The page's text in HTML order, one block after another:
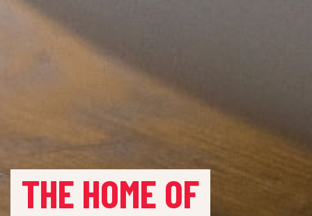
THE HOME OF